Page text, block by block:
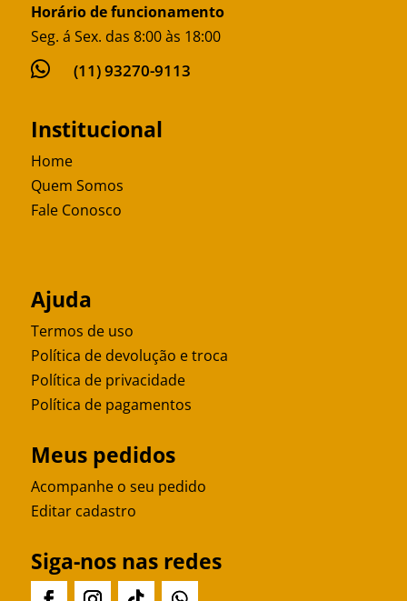
Horário de funcionamento
Seg. á Sex. das 8:00 às 18:00
 (11) 93270-9113
Institucional
Home
Quem Somos
Fale Conosco
Ajuda
Termos de uso
Política de devolução e troca
Política de privacidade
Política de pagamentos
Meus pedidos
Acompanhe o seu pedido
Editar cadastro
Siga-nos nas redes